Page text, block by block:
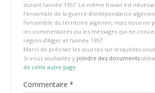
durant l’année 1957. Le même travail est
l’ensemble de la guerre d’indépendance
l’ensemble du territoire algérien, mais nous ne
les commentaires ou les messages qui ne
région d’Alger et l’année 1957.
Merci de préciser les sources sur lesquelles
Si vous souhaitez y joindre des documents
de cette autre page
Commentaire *